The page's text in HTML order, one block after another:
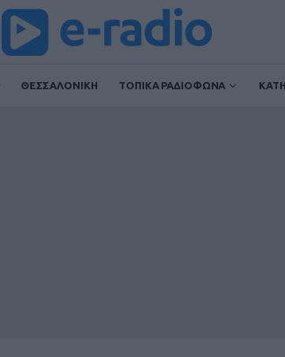
ΘΕΣΣΑΛΟΝΙΚΗ ΤΟΠΙΚΑ ΡΑΔΙΟΦΩΝΑ